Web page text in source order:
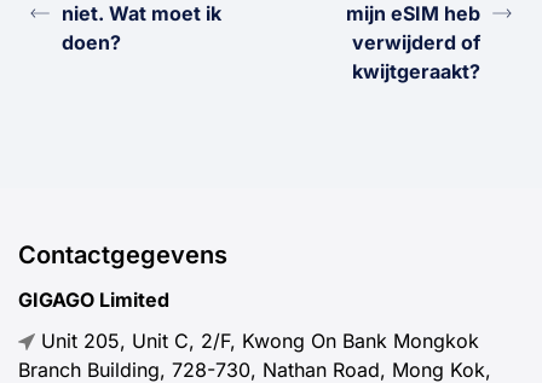
niet. Wat moet ik
doen?
mijn eSIM heb
verwijderd of
kwijtgeraakt?
Contactgegevens
GIGAGO Limited
Unit 205, Unit C, 2/F, Kwong On Bank Mongkok
Branch Building, 728-730, Nathan Road, Mong Kok,